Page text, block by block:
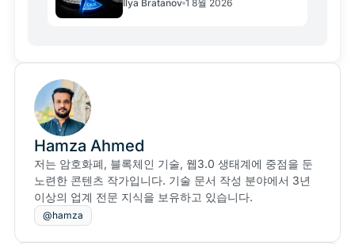
Ilya Bratanov 1 8월 2026
Hamza Ahmed
저는 암호화폐, 블록체인 기술, 웹3.0 생태계에 중점을 둔
노련한 콘텐츠 작가입니다. 기술 문서 작성 분야에서 3년
이상의 업계 전문 지식을 보유하고 있습니다.
@hamza